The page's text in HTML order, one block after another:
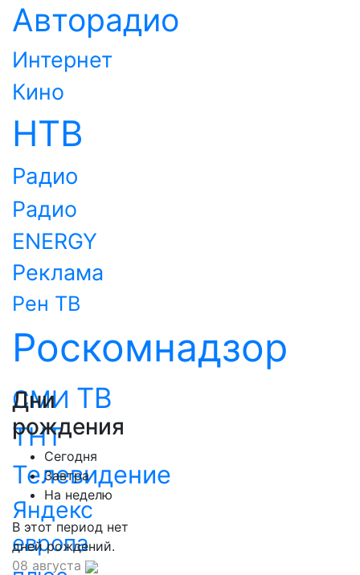
Авторадио
Интернет
Кино
НТВ
Радио
Радио
ENERGY
Реклама
Рен ТВ
Роскомнадзор
СМИ ТВ
ТНТ
Телевидение
Яндекс
европа
Дни
рождения
Сегодня
Завтра
На неделю
В этот период нет
дней рождений.
08 августа